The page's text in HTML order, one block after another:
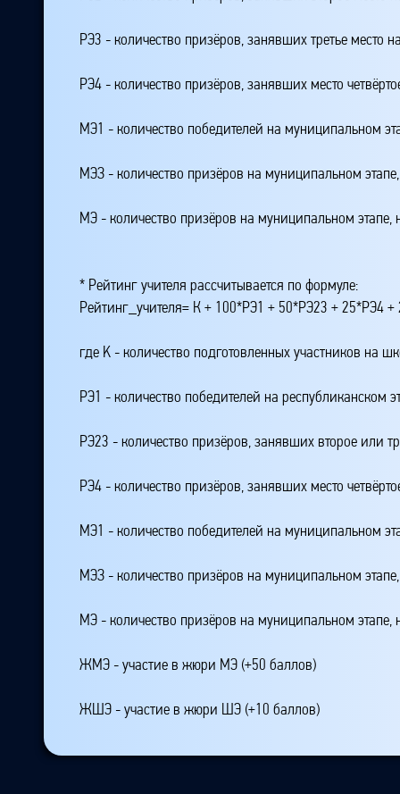
РЭ3 - количество призёров, занявших третье место
РЭ4 - количество призёров, занявших место
МЭ1 - количество победителей на муниципальном
МЭЗ - количество призёров на муниципальном
МЭ - количество призёров на муниципальном
* Рейтинг учителя рассчитывается по формуле:
Рейтинг_учителя= К + 100*РЭ1 + 50*РЭ23 +
где K - количество подготовленных участников на
РЭ1 - количество победителей на республиканском
РЭ23 - количество призёров, занявших второе или
РЭ4 - количество призёров, занявших место
МЭ1 - количество победителей на муниципальном
МЭЗ - количество призёров на муниципальном
МЭ - количество призёров на муниципальном
ЖМЭ - участие в жюри МЭ (+50 баллов)
ЖШЭ - участие в жюри ШЭ (+10 баллов)